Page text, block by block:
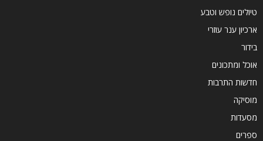
טיולים נופש וטבע
ארכיון ענר עוזרי
בידור
אוכל ומתכונים
חדשות התרבות
מוסיקה
מסעדות
ספרים